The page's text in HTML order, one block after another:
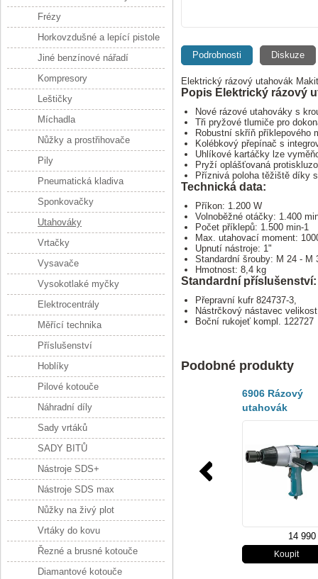
Podrobnosti Diskuze
Elektrický rázový utahovák
Popis Elektrický rázový
Nové rázové utahováky s
Tři pryžové tlumiče pro
Robustní skříň příklepového
Kolébkový přepínač s
Uhlíkové kartáčky lze
Pryží oplášťovaná
Příznivá poloha těžiště díky
Technická data:
Příkon: 1.200 W
Volnoběžné otáčky: 1.400
Počet příklepů: 1.500 min-1
Max. utahovací moment:
Upnutí nástroje: 1"
Standardní šrouby: M 24 - M
Hmotnost: 8,4 kg
Standardní příslušenství:
Přepravní kufr 824737-3,
Nástrčkový nástavec
Boční rukojeť kompl. 122727
Podobné produkty
6906 Rázový
utahovák
600Nm,620W
14
Frézy
Horkovzdušné a lepící pistole
Jiné benzínové nářadí
Kompresory
Leštičky
Míchadla
Nůžky a prostřihovače
Pily
Pneumatická kladiva
Sponkovačky
Utahováky
Vrtačky
Vysavače
Vysokotlaké myčky
Elektrocentrály
Měřící technika
Příslušenství
Hoblíky
Pilové kotouče
Náhradní díly
Sady vrtáků
SADY BITŮ
Nástroje SDS+
Nástroje SDS max
Nůžky na živý plot
Vrtáky do kovu
Řezné a brusné kotouče
Diamantové kotouče